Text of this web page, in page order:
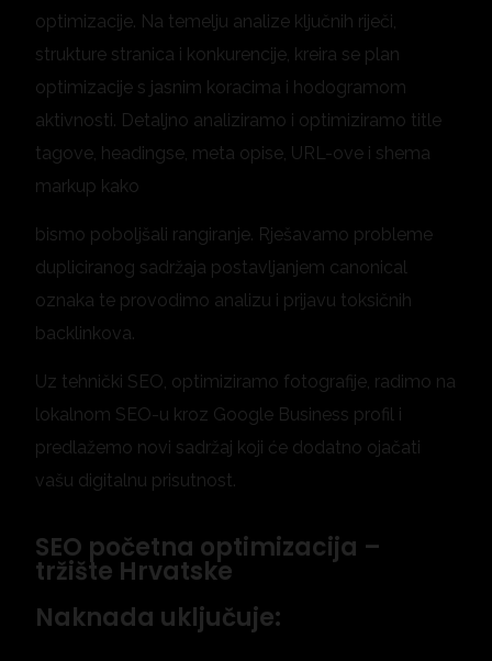
optimizacije. Na temelju analize ključnih riječi,
strukture stranica i konkurencije, kreira se plan
optimizacije s jasnim koracima i hodogramom
aktivnosti. Detaljno analiziramo i optimiziramo title
tagove, headingse, meta opise, URL-ove i shema
markup kako
bismo poboljšali rangiranje. Rješavamo probleme
dupliciranog sadržaja postavljanjem canonical
oznaka te provodimo analizu i prijavu toksičnih
backlinkova.
Uz tehnički SEO, optimiziramo fotografije, radimo na
lokalnom SEO-u kroz Google Business profil i
predlažemo novi sadržaj koji će dodatno ojačati
vašu digitalnu prisutnost.
SEO početna optimizacija –
tržište Hrvatske
Naknada uključuje: